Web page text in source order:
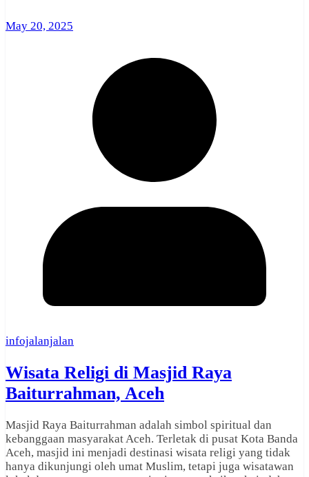
May 20, 2025
infojalanjalan
Wisata Religi di Masjid Raya
Baiturrahman, Aceh
Masjid Raya Baiturrahman adalah simbol spiritual dan
kebanggaan masyarakat Aceh. Terletak di pusat Kota Banda
Aceh, masjid ini menjadi destinasi wisata religi yang tidak
hanya dikunjungi oleh umat Muslim, tetapi juga wisatawan